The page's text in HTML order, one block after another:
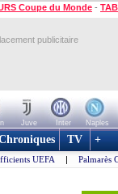
Coupe du Monde -
publicitaire
Juve Inter Naples
TV +
UEFA | Palmarès